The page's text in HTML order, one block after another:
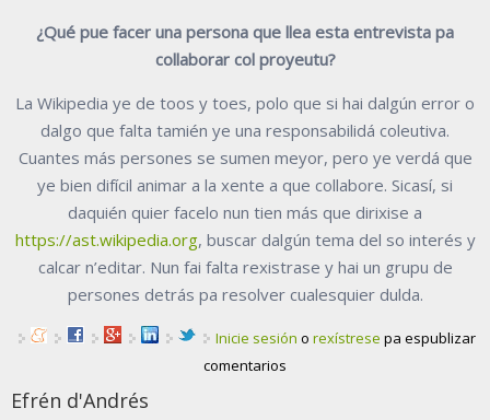
¿Qué pue facer una persona que llea esta entrevista pa
collaborar col proyeutu?
La Wikipedia ye de toos y toes, polo que si hai dalgún error o
dalgo que falta tamién ye una responsabilidá coleutiva.
Cuantes más persones se sumen meyor, pero ye verdá que
ye bien difícil animar a la xente a que collabore. Sicasí, si
daquién quier facelo nun tien más que dirixise a
https://ast.wikipedia.org, buscar dalgún tema del so interés y
calcar n’editar. Nun fai falta rexistrase y hai un grupu de
persones detrás pa resolver cualesquier dulda.
Inicie sesión o rexístrese pa espublizar
comentarios
Efrén d'Andrés